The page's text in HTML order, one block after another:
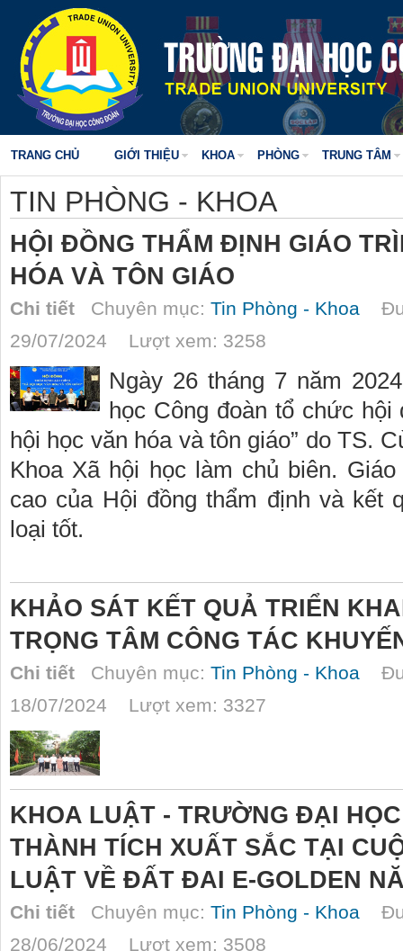
TRANG CHỦ GIỚI THIỆU KHOA PHÒNG TRUNG TÂM
TIN PHÒNG - KHOA
HỘI ĐỒNG THẨM ĐỊNH GIÁO
HÓA VÀ TÔN GIÁO
Chi tiết Chuyên mục: Tin Phòng - Khoa
29/07/2024 Lượt xem: 3258
Ngày 26 tháng 7 năm
học Công đoàn tổ chức hội
hội học văn hóa và tôn giáo” do TS.
Khoa Xã hội học làm chủ biên.
cao của Hội đồng thẩm định và kết
loại tốt.
KHẢO SÁT KẾT QUẢ TRIỂN
TRỌNG TÂM CÔNG TÁC
Chi tiết Chuyên mục: Tin Phòng - Khoa
18/07/2024 Lượt xem: 3327
KHOA LUẬT - TRƯỜNG ĐẠI
THÀNH TÍCH XUẤT SẮC TẠI
LUẬT VỀ ĐẤT ĐAI E-GOLDEN
Chi tiết Chuyên mục: Tin Phòng - Khoa
28/06/2024 Lượt xem: 3508